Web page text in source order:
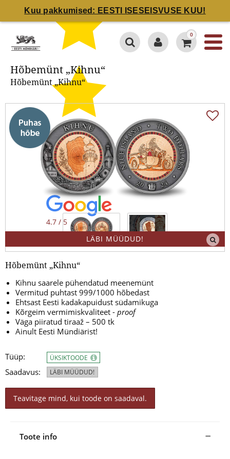
Kuu pakkumised: EESTI ISESEISVUSE KUU!
4.7 / 5
0
Hõbemünt „Kihnu“
Hõbemünt „Kihnu“
LÄBI MÜÜDUD!
Hõbemünt „Kihnu“
Kihnu saarele pühendatud meenemünt
Vermitud puhtast 999/1000 hõbedast
Ehtsast Eesti kadakapuidust südamikuga
Kõrgeim vermimiskvaliteet - proof
Väga piiratud tiraaž – 500 tk
Ainult Eesti Mündiärist!
Tüüp:
Saadavus:
ÜKSIKTOODE
LÄBI MÜÜDUD!
Teavitage mind, kui toode on saadaval.
Toote info
Hõbemünt „Kihnu“